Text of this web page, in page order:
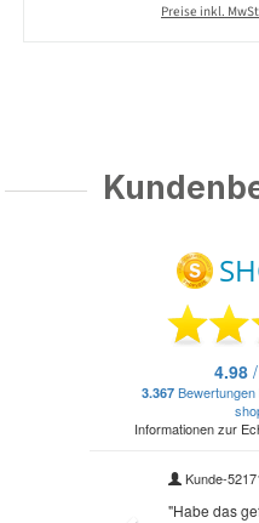
Preise inkl.